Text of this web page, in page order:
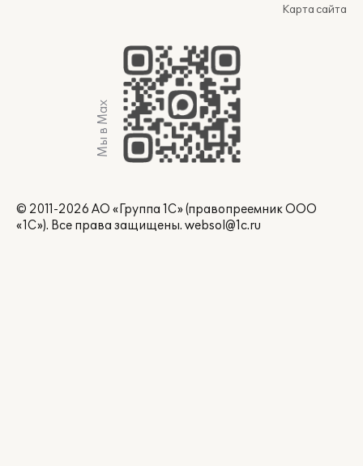
Карта сайта
Мы в Max
© 2011-2026 АО «Группа 1С» (правопреемник ООО
«1С»). Все права защищены. websol@1c.ru